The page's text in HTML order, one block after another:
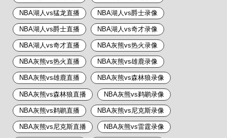
NBA湖人vs猛龙直播 NBA湖人vs爵士录像
NBA湖人vs爵士直播 NBA湖人vs奇才录像
NBA湖人vs奇才直播 NBA灰熊vs热火录像
NBA灰熊vs热火直播 NBA灰熊vs雄鹿录像
NBA灰熊vs雄鹿直播 NBA灰熊vs森林狼录像
NBA灰熊vs森林狼直播 NBA灰熊vs鹈鹕录像
NBA灰熊vs鹈鹕直播 NBA灰熊vs尼克斯录像
NBA灰熊vs尼克斯直播 NBA灰熊vs雷霆录像